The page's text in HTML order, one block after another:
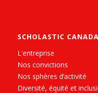
SCHOLASTIC CANADA
L'entreprise
Nos convictions
Nos sphères d’activité
Diversité, équité et